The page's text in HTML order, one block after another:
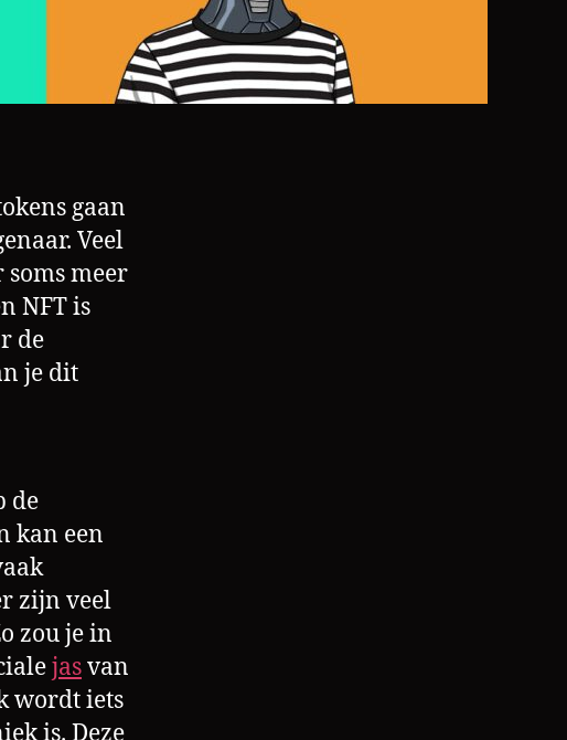
gaan
Veel
meer
NFT is
de
je dit
de
kan een
zijn veel
zou je in
jasvan
wordt iets
is. Deze